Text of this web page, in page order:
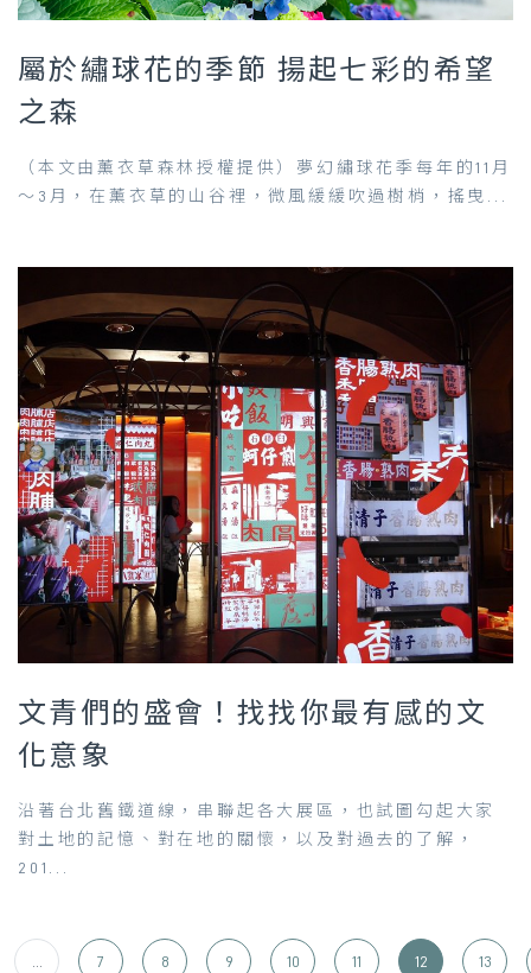
屬於繡球花的季節 揚起七彩的希望
之森
（本文由薰衣草森林授權提供）夢幻繡球花季每年的11月
～3月，在薰衣草的山谷裡，微風緩緩吹過樹梢，搖曳...
文青們的盛會！找找你最有感的文
化意象
沿著台北舊鐵道線，串聯起各大展區，也試圖勾起大家
對土地的記憶、對在地的關懷，以及對過去的了解，
201...
7 8 9 10 11 12 13